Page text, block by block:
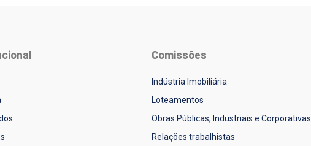
Comissões
Indústria Imobiliária
Loteamentos
Obras Públicas, Industriais e Corporativas
Relações trabalhistas